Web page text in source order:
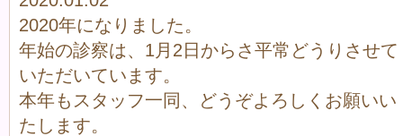
2020年になりました。
年始の診察は、1月2日からさ平常どうりさせて
いただいています。
本年もスタッフ一同、どうぞよろしくお願いい
たします。